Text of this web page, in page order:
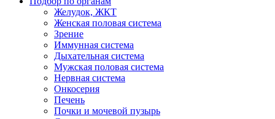
Желудок, ЖКТ
Женская половая система
Зрение
Иммунная система
Дыхательная система
Мужская половая система
Нервная система
Онкосерия
Печень
Почки и мочевой пузырь